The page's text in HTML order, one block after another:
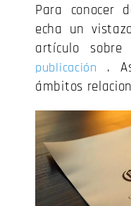
Para conocer
echa un
artículo sobre
publicación .
ámbitos